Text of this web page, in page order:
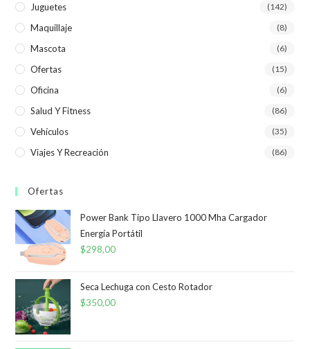
Juguetes (142)
Maquillaje (8)
Mascota (6)
Ofertas (15)
Oficina (6)
Salud Y Fitness (86)
Vehículos (35)
Viajes Y Recreación (86)
Ofertas
Power Bank Tipo Llavero 1000 Mha Cargador
Energía Portátil
$298,00
Seca Lechuga con Cesto Rotador
$350,00